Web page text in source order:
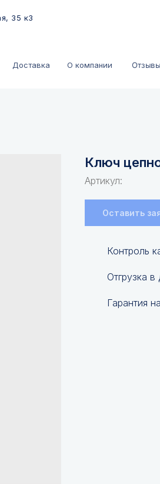
35 к3
Доставка О компании Отзывы
Ключ
Артикул:
Оставить
Контроль
Отгрузка в
Гарантия